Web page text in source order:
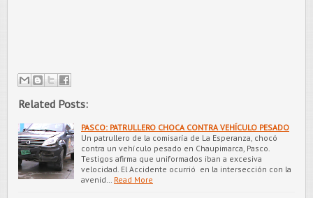
Related Posts:
PASCO: PATRULLERO CHOCA CONTRA VEHÍCULO PESADO
Un patrullero de la comisaría de La Esperanza, chocó
contra un vehículo pesado en Chaupimarca, Pasco.
Testigos afirma que uniformados iban a excesiva
velocidad. El Accidente ocurrió en la intersección con la
avenid…
Read More